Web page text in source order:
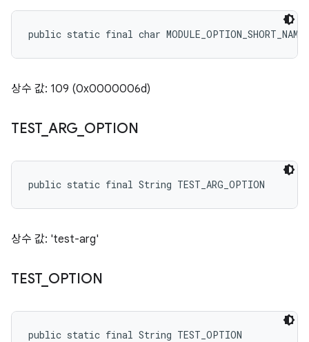
public static final char MODULE_OPTION_SHORT_NAME
상수 값: 109 (0x0000006d)
TEST_ ARG OPTION
public static final String TEST_ARG_OPTION
상수 값: 'test-arg'
TEST_ OPTION
public static final String TEST_OPTION